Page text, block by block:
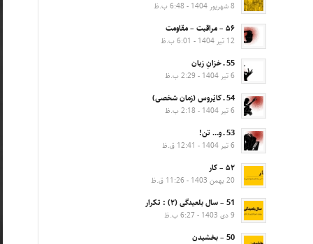
8 شهریور 1404 - 6:48 ب.ظ
۵۶ – مراقبت – مقاومت
12 تیر 1404 - 6:01 ب.ظ
55 ـ خزانِ زبان
6 تیر 1404 - 2:29 ب.ظ
54 ـ کایْروس (زمان شخصی)
6 تیر 1404 - 2:18 ب.ظ
53 ـ و… تن!
6 تیر 1404 - 12:41 ق.ظ
۵۲ – کار
20 بهمن 1403 - 11:26 ق.ظ
51 – سال بلعیدگی (۲) : تکرار
9 دی 1403 - 6:27 ب.ظ
50 – بخشیدن